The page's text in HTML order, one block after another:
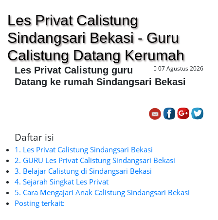
Les Privat Calistung
Sindangsari Bekasi - Guru
Calistung Datang Kerumah
07 Agustus 2026
Les Privat Calistung guru
Datang ke rumah Sindangsari Bekasi
Daftar isi
1. Les Privat Calistung Sindangsari Bekasi
2. GURU Les Privat Calistung Sindangsari Bekasi
3. Belajar Calistung di Sindangsari Bekasi
4. Sejarah Singkat Les Privat
5. Cara Mengajari Anak Calistung Sindangsari Bekasi
Posting terkait: